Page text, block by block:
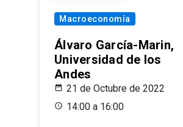
Macroeconomía
Álvaro García-Marin,
Universidad de los
Andes
21 de Octubre de 2022
14:00 a 16:00